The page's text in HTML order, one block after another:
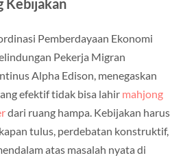
Pemberdayaan Ekonomi
Pekerja Migran
Alpha Edison, menegaskan
efektif tidak bisa lahir mahjong
dari ruang hampa. Kebijakan harus
tulus, perdebatan konstruktif,
atas masalah nyata di